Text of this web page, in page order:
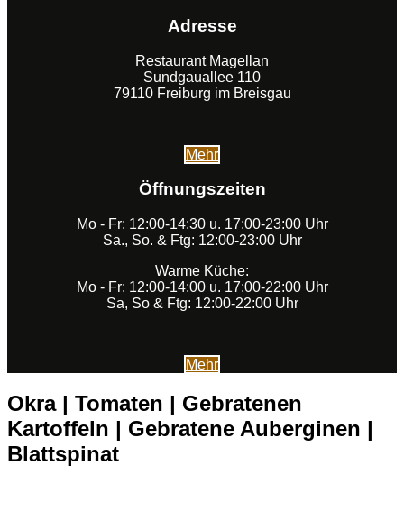
Adresse
Restaurant Magellan
Sundgauallee 110
79110 Freiburg im Breisgau
Mehr
Öffnungszeiten
Mo - Fr: 12:00-14:30 u. 17:00-23:00 Uhr
Sa., So. & Ftg: 12:00-23:00 Uhr
Warme Küche:
Mo - Fr: 12:00-14:00 u. 17:00-22:00 Uhr
Sa, So & Ftg: 12:00-22:00 Uhr
Mehr
Okra | Tomaten | Gebratenen
Kartoffeln | Gebratene Auberginen |
Blattspinat